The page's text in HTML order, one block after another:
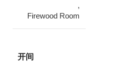
,
Firewood Room
开间